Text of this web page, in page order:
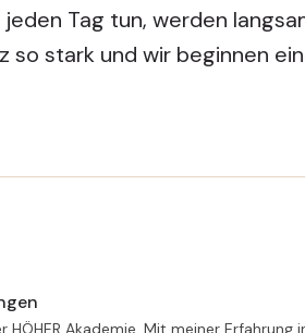
Tag tun, werden
so stark und wir beginnen
Akademie. Mit meiner Erfahrung